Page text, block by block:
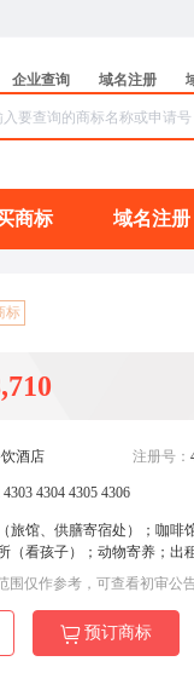
企业查询 域名注册
商标 域名注册
标
酒店 注册号：
4304 4305 4306
旅馆、供膳寄宿处）；咖啡
（看孩子）；动物寄养；出
围仅作参考，可查看初审公
预订商标